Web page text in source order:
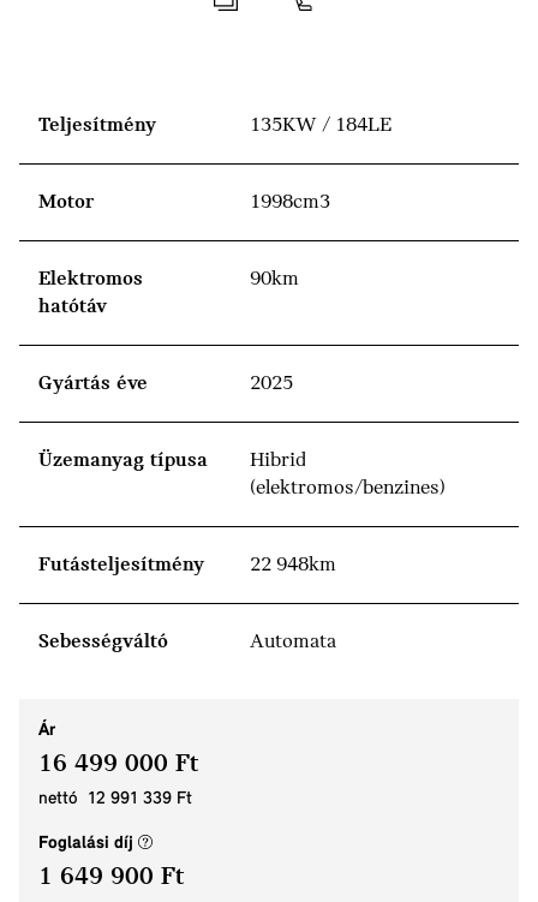
Teljesítmény 135KW / 184LE
Motor 1998cm3
Elektromos
hatótáv
90km
Gyártás éve 2025
Üzemanyag típusa
Hibrid
(elektromos/benzines)
Futásteljesítmény 22 948km
Sebességváltó Automata
Ár
16 499 000 Ft
nettó 12 991 339 Ft
Foglalási díj (új ablak)
1 649 900 Ft